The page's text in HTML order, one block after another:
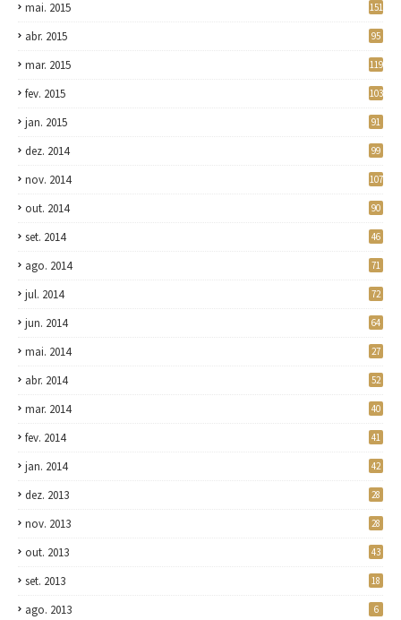
mai. 2015 151
abr. 2015 95
mar. 2015 119
fev. 2015 103
jan. 2015 91
dez. 2014 99
nov. 2014 107
out. 2014 90
set. 2014 46
ago. 2014 71
jul. 2014 72
jun. 2014 64
mai. 2014 27
abr. 2014 52
mar. 2014 40
fev. 2014 41
jan. 2014 42
dez. 2013 28
nov. 2013 28
out. 2013 43
set. 2013 18
ago. 2013 6